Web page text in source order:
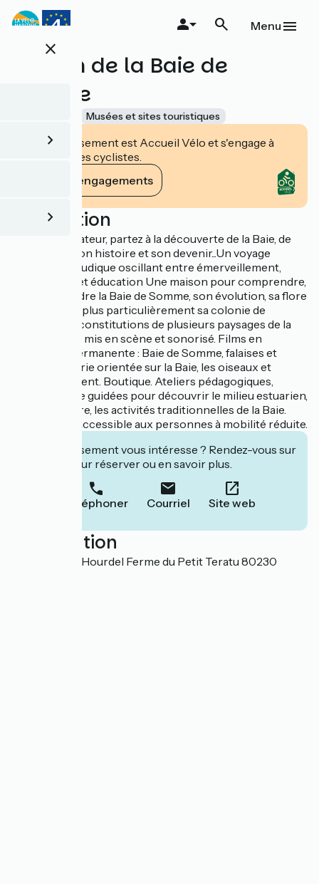
Aller
au
principalclose
Menu
Maison de la Baie de
Somme
Musées et sites touristiques
Cet établissement est Accueil Vélo et s'engage à
accueillir des cyclistes.
Voir ses engagements
Description
Tel un explorateur, partez à la découverte de la Baie, de
ses milieux, son histoire et son devenir...Un voyage
initiatique et ludique oscillant entre émerveillement,
observation et éducation Une maison pour comprendre,
voir et entendre la Baie de Somme, son évolution, sa flore
et sa faune et plus particulièrement sa colonie de
phoques : Reconstitutions de plusieurs paysages de la
Côte Picarde, mis en scène et sonorisé. Films en
projection permanente : Baie de Somme, falaises et
galets... Librairie orientée sur la Baie, les oiseaux et
l'environnement. Boutique. Ateliers pédagogiques,
sorties nature guidées pour découvrir le milieu estuarien,
la faune, la flore, les activités traditionnelles de la Baie.
Équipement accessible aux personnes à mobilité réduite.
Cet établissement vous intéresse ? Rendez-vous sur
leur site pour réserver ou en savoir plus.
Téléphoner Courriel Site web
Localisation
Carrefour du Hourdel Ferme du Petit Teratu 80230